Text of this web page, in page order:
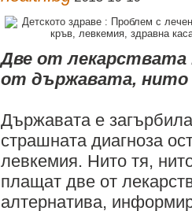
Две от
от държавата, нито
Държавата е
страшната диагноза
левкемия. Нито тя,
плащат две от
алтернатива,